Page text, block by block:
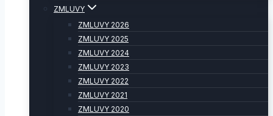
ZMLUVY
ZMLUVY 2026
ZMLUVY 2025
ZMLUVY 2024
ZMLUVY 2023
ZMLUVY 2022
ZMLUVY 2021
ZMLUVY 2020